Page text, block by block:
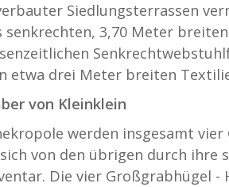
Siedlungsterrassen
senkrechten, 3,70 Meter
etwa drei Meter breiten
von Kleinklein
werden insgesamt
von den übrigen durch
Die vier Großgrabhügel